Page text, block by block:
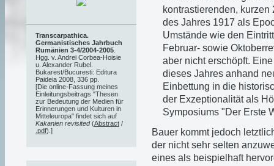
kontrastierenden,
des Jahres 1917 als
Umstände wie den
Februar- sowie
aber nicht erschöpft.
dieses Jahres anhand
Einbettung in die
der Exzeptionalität als
Symposiums "Der Erste
Bauer kommt jedoch
der nicht sehr selten
eines als beispielhaft
Transcarpathica.
Germanistisches Jahrbuch
Rumänien 3-4/2004-2005
Hgg. v. Andrei Corbea-Hoisie
u. Alexander Rubel.
Bukarest/Bucuresti: Editura
Paideia 2008, 336 pp.
[Die online-Fassung meines
Einleitungsbeitrags "Thesen
zur Bedeutung der Medien für
Erinnerungen und Kulturen in
Mitteleuropa" findet sich auf
Kakanien revisited(Abstract /
.pdf).]